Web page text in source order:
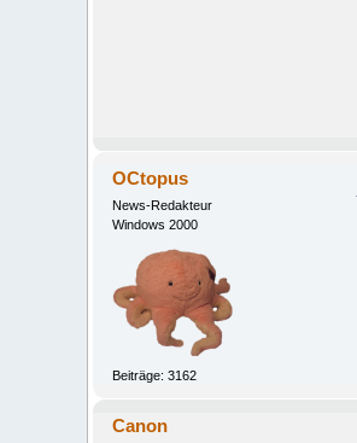
OCtopus
News-Redakteur
Windows 2000
Beiträge: 3162
Canon